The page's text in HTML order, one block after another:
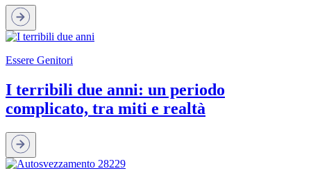
Essere Genitori
I terribili due anni: un periodo
complicato, tra miti e realtà